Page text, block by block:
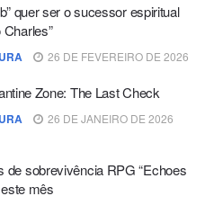
quer ser o sucessor espiritual
26 DE FEVEREIRO DE 2026
Zone: The Last Check
26 DE JANEIRO DE 2026
de sobrevivência RPG “Echoes
mês